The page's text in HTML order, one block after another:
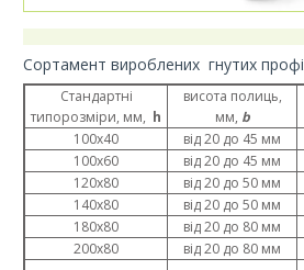
Сортамент вироблених гнутих
Стандартні
типорозміри, мм, h
висота полиць,
мм, b
100х40
від 20 до 45 мм
100х60
від 20 до 45 мм
120х80
від 20 до 50 мм
140х80
від 20 до 50 мм
180х80
від 20 до 80 мм
200х80
від 20 до 80 мм